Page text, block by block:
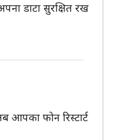
डाटा सुरक्षित रख
फोन रिस्टार्ट